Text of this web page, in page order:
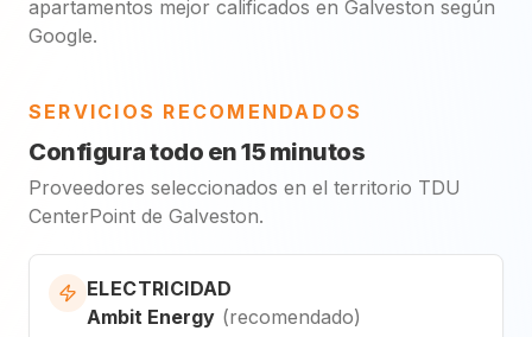
apartamentos mejor calificados en Galveston según
Google.
SERVICIOS RECOMENDADOS
Configura todo en 15 minutos
Proveedores seleccionados en el territorio TDU
CenterPoint de Galveston.
ELECTRICIDAD
Ambit Energy (recomendado)